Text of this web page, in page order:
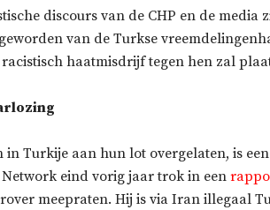
discours van de CHP en de media
van de Turkse
haatmisdrijf tegen hen zal
Turkije aan hun lot overgelaten, is
eind vorig jaar trok in een
meepraten. Hij is via Iran illegaal